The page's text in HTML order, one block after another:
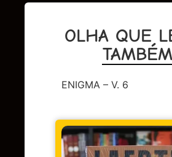
OLHA QUE
TAMBÉM
ENIGMA – V. 6